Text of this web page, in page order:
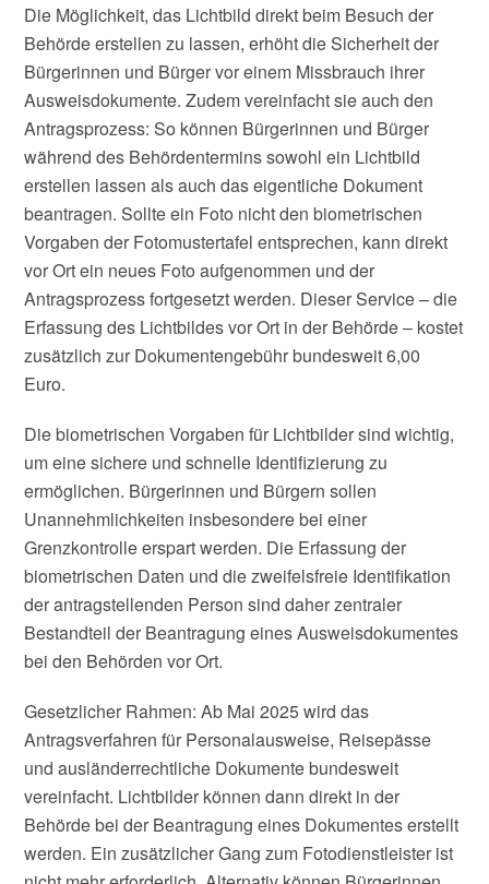
Die Möglichkeit, das Lichtbild direkt beim Besuch der
Behörde erstellen zu lassen, erhöht die Sicherheit der
Bürgerinnen und Bürger vor einem Missbrauch ihrer
Ausweisdokumente. Zudem vereinfacht sie auch den
Antragsprozess: So können Bürgerinnen und Bürger
während des Behördentermins sowohl ein Lichtbild
erstellen lassen als auch das eigentliche Dokument
beantragen. Sollte ein Foto nicht den biometrischen
Vorgaben der Fotomustertafel entsprechen, kann direkt
vor Ort ein neues Foto aufgenommen und der
Antragsprozess fortgesetzt werden. Dieser Service – die
Erfassung des Lichtbildes vor Ort in der Behörde – kostet
zusätzlich zur Dokumentengebühr bundesweit 6,00
Euro.
Die biometrischen Vorgaben für Lichtbilder sind wichtig,
um eine sichere und schnelle Identifizierung zu
ermöglichen. Bürgerinnen und Bürgern sollen
Unannehmlichkeiten insbesondere bei einer
Grenzkontrolle erspart werden. Die Erfassung der
biometrischen Daten und die zweifelsfreie Identifikation
der antragstellenden Person sind daher zentraler
Bestandteil der Beantragung eines Ausweisdokumentes
bei den Behörden vor Ort.
Gesetzlicher Rahmen: Ab Mai 2025 wird das
Antragsverfahren für Personalausweise, Reisepässe
und ausländerrechtliche Dokumente bundesweit
vereinfacht. Lichtbilder können dann direkt in der
Behörde bei der Beantragung eines Dokumentes erstellt
werden. Ein zusätzlicher Gang zum Fotodienstleister ist